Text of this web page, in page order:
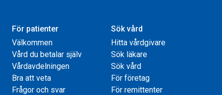
För patienter
Välkommen
Vård du betalar själv
Vårdavdelningen
Bra att veta
Frågor och svar
Sök vård
Hitta vårdgivare
Sök läkare
Sök vård
För företag
För remittenter